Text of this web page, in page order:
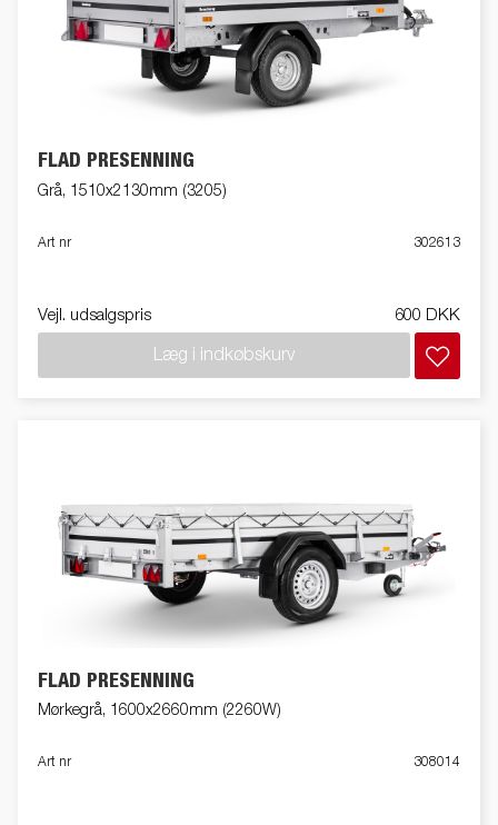
FLAD PRESENNING
Grå, 1510x2130mm (3205)
Art nr 302613
Vejl. udsalgspris 600 DKK
Læg i indkøbskurv
FLAD PRESENNING
Mørkegrå, 1600x2660mm (2260W)
Art nr 308014